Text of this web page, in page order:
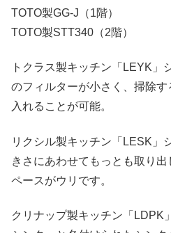
TOTO製GG-J（1階）
TOTO製STT340（2階）
トクラス製キッチン「LEYK」
のフィルターが小さく、掃除
入れることが可能。
リクシル製キッチン「LESK」
きさにあわせてもっとも取り
ペースがウリです。
クリナップ製キッチン「LDPK